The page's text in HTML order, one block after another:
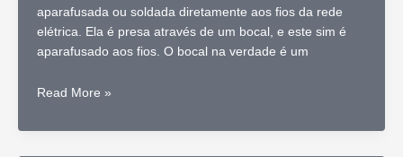
aparafusada ou soldada diretamente aos fios da rede
elétrica. Ela é presa através de um bocal, e este sim é
aparafusado aos fios. O bocal na verdade é um
Curso
de
Read More »